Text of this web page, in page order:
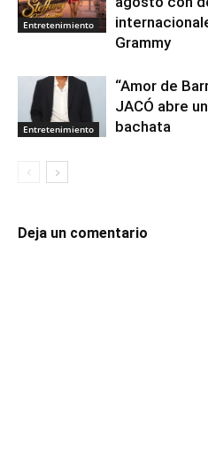
Entretenimiento
Grammy
Entretenimiento
“Amor de
JACÓ abre
bachata
Deja un comentario